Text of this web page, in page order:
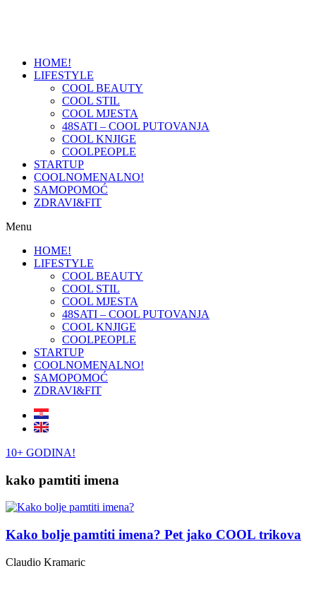
HOME!
LIFESTYLE
COOL BEAUTY
COOL STIL
COOL MJESTA
48SATI – COOL PUTOVANJA
COOL KNJIGE
COOLPEOPLE
STARTUP
COOLNOMENALNO!
SAMOPOMOĆ
ZDRAVI&FIT
Menu
HOME!
LIFESTYLE
COOL BEAUTY
COOL STIL
COOL MJESTA
48SATI – COOL PUTOVANJA
COOL KNJIGE
COOLPEOPLE
STARTUP
COOLNOMENALNO!
SAMOPOMOĆ
ZDRAVI&FIT
10+ GODINA!
kako pamtiti imena
Kako bolje pamtiti imena? Pet jako COOL trikova
Claudio Kramaric